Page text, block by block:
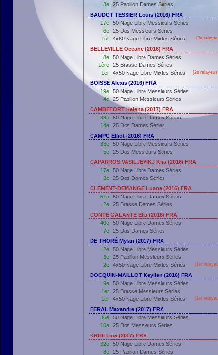
3e
25 Papillon Dames Séries
BAUDOT TESSIER Louis (2016) FRA
17e
50 Nage Libre Messieurs Séries
6e
25 Dos Messieurs Séries
1er
4x50 Nage Libre Mixtes Séries [3e
BELLEVILLE Oceane (2016) FRA
8e
50 Nage Libre Dames Séries
1ère
25 Brasse Dames Séries
1er
4x50 Nage Libre Mixtes Séries [2e
BOISSÉ Alexis (2016) FRA
19e
50 Nage Libre Messieurs Séries
4e
25 Papillon Messieurs Séries
CAMBEFORT Helena (2017) FRA
33e
50 Nage Libre Dames Séries
14e
25 Dos Dames Séries
CAMPO Elliot (2016) FRA
33e
50 Nage Libre Messieurs Séries
5e
25 Dos Messieurs Séries
CAPARROS VASILJEVIKJ Kira (2016) FRA
17e
50 Nage Libre Dames Séries
3e
25 Dos Dames Séries
CLEMENT-DEMANGE Luana (2016) FRA
51e
50 Nage Libre Dames Séries
2e
25 Brasse Dames Séries
CONTE GALANTE Elia (2016) FRA
40e
50 Nage Libre Dames Séries
7e
25 Dos Dames Séries
DE THORÉ Mylan (2017) FRA
2e
50 Nage Libre Messieurs Séries
3e
25 Papillon Messieurs Séries
2e
4x50 Nage Libre Mixtes Séries [1er
DOCQUIN-MAILLOT Keylian (2016) FRA
9e
50 Nage Libre Messieurs Séries
1er
25 Brasse Messieurs Séries
1er
4x50 Nage Libre Mixtes Séries [1er
FERAL Maxandre (2017) FRA
36e
50 Nage Libre Messieurs Séries
10e
25 Dos Messieurs Séries
KRIBI Lina (2017) FRA
32e
50 Nage Libre Dames Séries
8e
25 Papillon Dames Séries